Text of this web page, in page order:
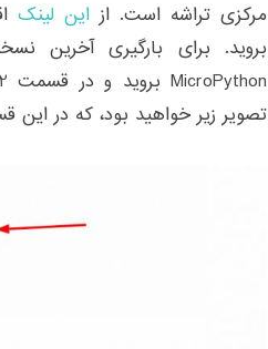
مرکزی تراشه است. ازاین لینک
تصویر زیر خواهید بود، که در این